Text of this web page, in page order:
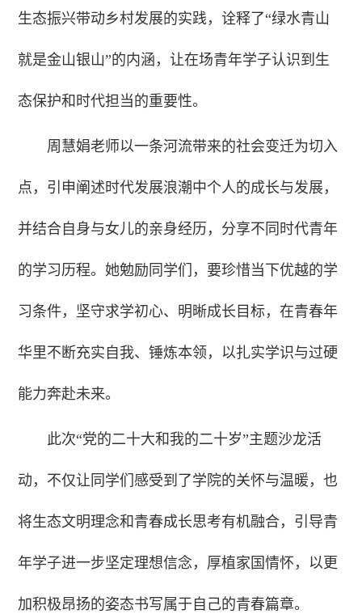
生态振兴带动乡村发展的实践，诠释了“绿水青山
就是金山银山”的内涵，让在场青年学子认识到生
态保护和时代担当的重要性。
周慧娟老师以一条河流带来的社会变迁为切入
点，引申阐述时代发展浪潮中个人的成长与发展，
并结合自身与女儿的亲身经历，分享不同时代青年
的学习历程。她勉励同学们，要珍惜当下优越的学
习条件，坚守求学初心、明晰成长目标，在青春年
华里不断充实自我、锤炼本领，以扎实学识与过硬
能力奔赴未来。
此次“党的二十大和我的二十岁”主题沙龙活
动，不仅让同学们感受到了学院的关怀与温暖，也
将生态文明理念和青春成长思考有机融合，引导青
年学子进一步坚定理想信念，厚植家国情怀，以更
加积极昂扬的姿态书写属于自己的青春篇章。